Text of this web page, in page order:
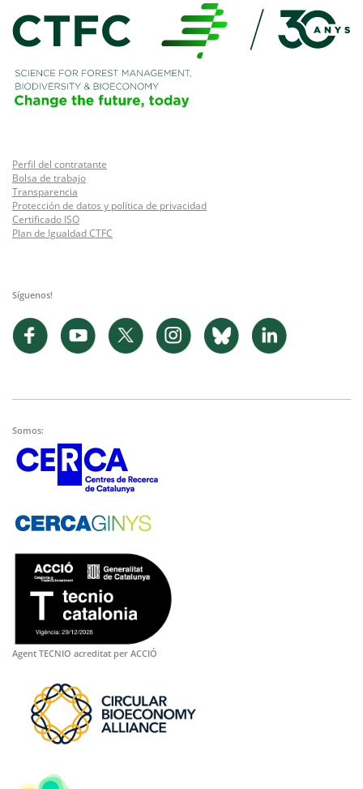
Perfil del contratante
Bolsa de trabajo
Transparencia
Protección de datos y política de privacidad
Certificado ISO
Plan de Igualdad CTFC
Síguenos!
Somos:
Agent TECNIO acreditat per ACCIÓ